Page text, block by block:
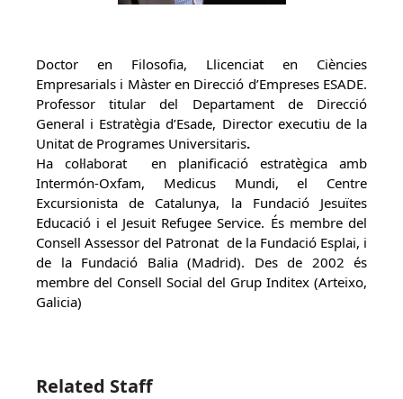
Doctor en Filosofia, Llicenciat en Ciències
Empresarials i Màster en Direcció d’Empreses ESADE.
Professor titular del Departament de Direcció
General i Estratègia d’Esade, Director executiu de la
Unitat de Programes Universitaris.
Ha col·laborat en planificació estratègica amb
Intermón-Oxfam, Medicus Mundi, el Centre
Excursionista de Catalunya, la Fundació Jesuïtes
Educació i el Jesuit Refugee Service. És membre del
Consell Assessor del Patronat de la Fundació Esplai, i
de la Fundació Balia (Madrid). Des de 2002 és
membre del Consell Social del Grup Inditex (Arteixo,
Galicia)
Related Staff